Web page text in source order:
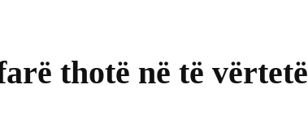
thotë në të